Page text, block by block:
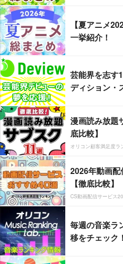
【夏アニメ
一挙紹介！
芸能界を志
ディション・
漫画読み放題
底比較】
オリコン顧客満足度ラ
2026年動画
【徹底比較】
CS動画配信サービス
毎週の音楽ラ
移をチェック！